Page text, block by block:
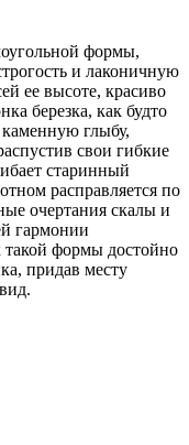
формы,
и лаконичную
ее высоте, красиво
березка, как будто
глыбу,
свои гибкие
старинный
расправляется по
очертания скалы и
гармонии
формы достойно
придав месту